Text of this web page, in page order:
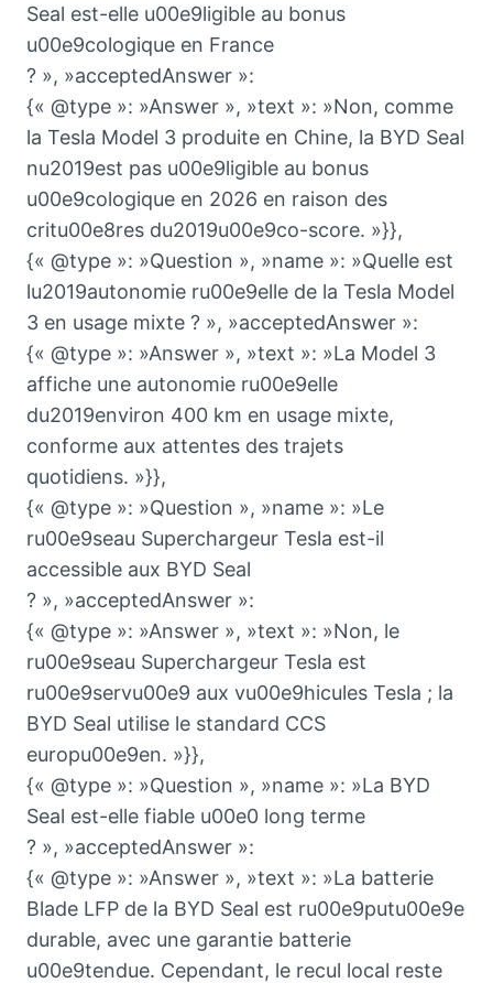
Seal est-elle u00e9ligible au bonus
u00e9cologique en France
? », »acceptedAnswer »:
{« @type »: »Answer », »text »: »Non, comme
la Tesla Model 3 produite en Chine, la BYD Seal
nu2019est pas u00e9ligible au bonus
u00e9cologique en 2026 en raison des
critu00e8res du2019u00e9co-score. »}},
{« @type »: »Question », »name »: »Quelle est
lu2019autonomie ru00e9elle de la Tesla Model
3 en usage mixte ? », »acceptedAnswer »:
{« @type »: »Answer », »text »: »La Model 3
affiche une autonomie ru00e9elle
du2019environ 400 km en usage mixte,
conforme aux attentes des trajets
quotidiens. »}},
{« @type »: »Question », »name »: »Le
ru00e9seau Superchargeur Tesla est-il
accessible aux BYD Seal
? », »acceptedAnswer »:
{« @type »: »Answer », »text »: »Non, le
ru00e9seau Superchargeur Tesla est
ru00e9servu00e9 aux vu00e9hicules Tesla ; la
BYD Seal utilise le standard CCS
europu00e9en. »}},
{« @type »: »Question », »name »: »La BYD
Seal est-elle fiable u00e0 long terme
? », »acceptedAnswer »:
{« @type »: »Answer », »text »: »La batterie
Blade LFP de la BYD Seal est ru00e9putu00e9e
durable, avec une garantie batterie
u00e9tendue. Cependant, le recul local reste